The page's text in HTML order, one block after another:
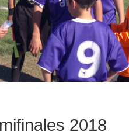
2018